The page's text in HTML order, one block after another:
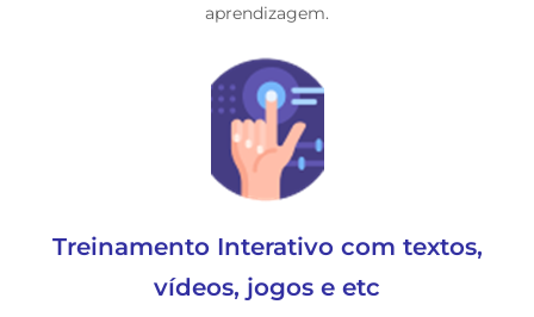
aprendizagem.
Treinamento Interativo com textos,
vídeos, jogos e etc